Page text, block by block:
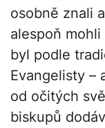
osobně znali
alespoň
byl podle
Evangelisty –
od očitých
biskupů